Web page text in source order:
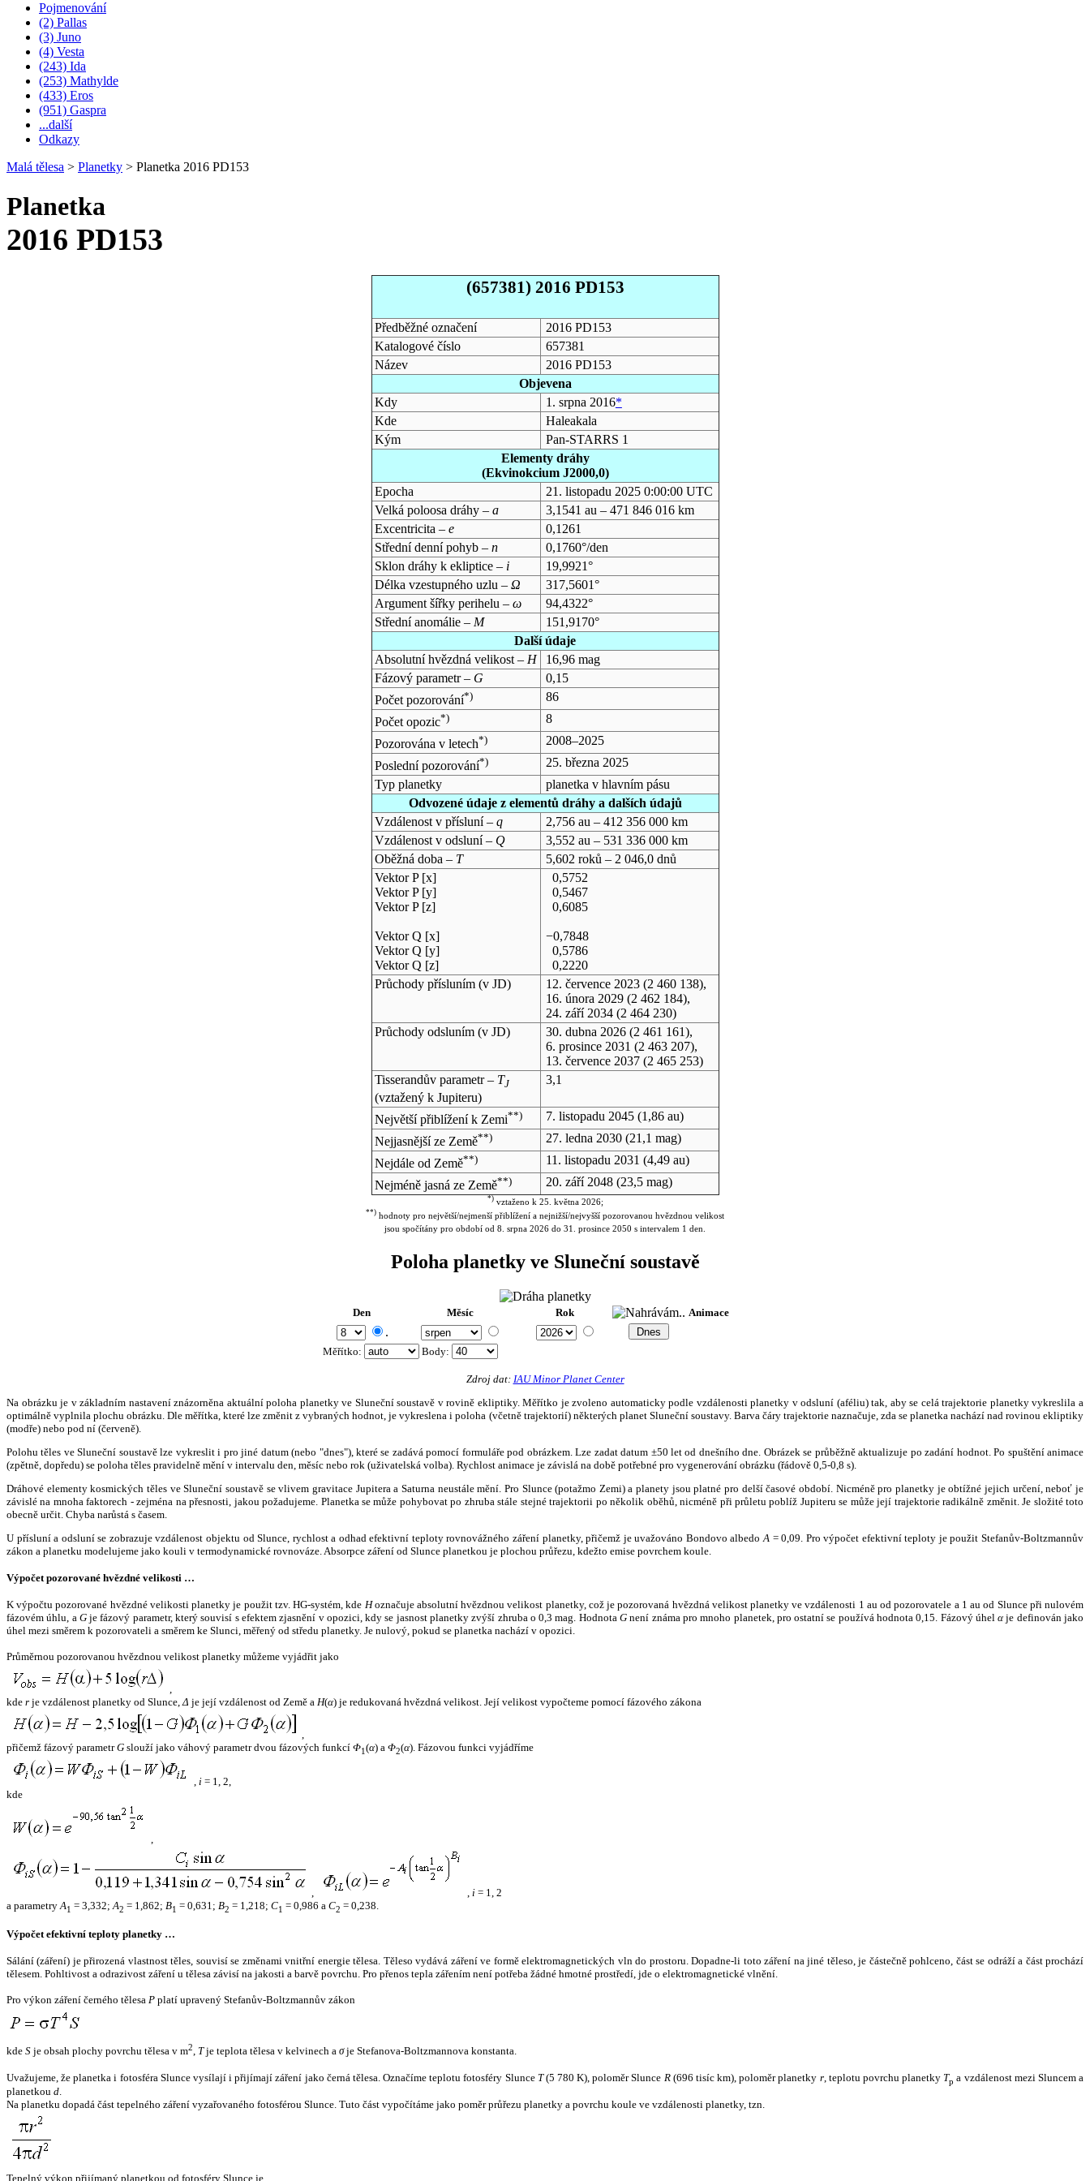
Pojmenování
(2) Pallas
(3) Juno
(4) Vesta
(243) Ida
(253) Mathylde
(433) Eros
(951) Gaspra
...další
Odkazy
Malá tělesa > Planetky > Planetka 2016 PD153
Planetka
2016 PD153
(657381) 2016 PD153
Předběžné označení
2016 PD153
Katalogové číslo
657381
Název
2016 PD153
Objevena
Kdy
1. srpna 2016*
Kde
Haleakala
Kým
Pan-STARRS 1
Elementy dráhy
(Ekvinokcium J2000,0)
Epocha
21. listopadu 2025 0:00:00 UTC
Velká poloosa dráhy – a
3,1541 au – 471 846 016 km
Excentricita – e
0,1261
Střední denní pohyb – n
0,1760°/den
Sklon dráhy k ekliptice – i
19,9921°
Délka vzestupného uzlu – Ω
317,5601°
Argument šířky perihelu – ω
94,4322°
Střední anomálie – M
151,9170°
Další údaje
Absolutní hvězdná velikost – H
16,96 mag
Fázový parametr – G
0,15
Počet pozorování*)
86
Počet opozic*)
8
Pozorována v letech*)
2008–2025
Poslední pozorování*)
25. března 2025
Typ planetky
planetka v hlavním pásu
Odvozené údaje z elementů dráhy a dalších údajů
Vzdálenost v přísluní – q
2,756 au – 412 356 000 km
Vzdálenost v odsluní – Q
3,552 au – 531 336 000 km
Oběžná doba – T
5,602 roků – 2 046,0 dnů
Vektor P [x]
Vektor P [y]
Vektor P [z]
Vektor Q [x]
Vektor Q [y]
Vektor Q [z]
0,5752
0,5467
0,6085
−0,7848
0,5786
0,2220
Průchody přísluním (v JD) 12. července 2023(2 460 138),
16. února 2029(2 462 184),
24. září 2034(2 464 230)
Průchody odsluním (v JD) 30. dubna 2026(2 461 161),
6. prosince 2031 (2 463 207),
13. července 2037(2 465 253)
Tisserandův parametr – TJ
(vztažený k Jupiteru)
3,1
Největší přiblížení k Zemi**) 7. listopadu 2045(1,86 au)
Nejjasnější ze Země**) 27. ledna 2030(21,1 mag)
Nejdále od Země**) 11. listopadu 2031 (4,49 au)
Nejméně jasná ze Země**) 20. září 2048(23,5 mag)
*)vztaženo k 25. května 2026;
**) hodnoty pro největší/nejmenší přiblížení a nejnižší/nejvyšší pozorovanou hvězdnou velikost
jsou spočítány pro období od 8. srpna 2026 do 31. prosince 2050 s intervalem 1 den.
Poloha planetky ve Sluneční soustavě
Den Měsíc Rok Animace
.
Měřítko: Body:
Zdroj dat: IAU Minor Planet Center
Na obrázku je v základním nastavení znázorněna aktuální poloha planetky ve Sluneční soustavě v rovině ekliptiky. Měřítko je zvoleno automaticky podle vzdálenosti planetky v odsluní (aféliu) tak, aby se celá trajektorie planetky vykreslila a
optimálně vyplnila plochu obrázku. Dle měřítka, které lze změnit z vybraných hodnot, je vykreslena i poloha (včetně trajektorií) některých planet Sluneční soustavy. Barva čáry trajektorie naznačuje, zda se planetka nachází nad rovinou ekliptiky
(modře) nebo pod ní (červeně).
Polohu těles ve Sluneční soustavě lze vykreslit i pro jiné datum (nebo "dnes"), které se zadává pomocí formuláře pod obrázkem. Lze zadat datum ±50 let od dnešního dne. Obrázek se průběžně aktualizuje po zadání hodnot. Po spuštění animace
(zpětně, dopředu) se poloha těles pravidelně mění v intervalu den, měsíc nebo rok (uživatelská volba). Rychlost animace je závislá na době potřebné pro vygenerování obrázku (řádově 0,5-0,8 s).
Dráhové elementy kosmických těles ve Sluneční soustavě se vlivem gravitace Jupitera a Saturna neustále mění. Pro Slunce (potažmo Zemi) a planety jsou platné pro delší časové období. Nicméně pro planetky je obtížné jejich určení, neboť je
závislé na mnoha faktorech - zejména na přesnosti, jakou požadujeme. Planetka se může pohybovat po zhruba stále stejné trajektorii po několik oběhů, nicméně při průletu poblíž Jupiteru se může její trajektorie radikálně změnit. Je složité toto
obecně určit. Chyba narůstá s časem.
U přísluní a odsluní se zobrazuje vzdálenost objektu od Slunce, rychlost a odhad efektivní teploty rovnovážného záření planetky, přičemž je uvažováno Bondovo albedo A = 0,09. Pro výpočet efektivní teploty je použit Stefanův-Boltzmannův
zákon a planetku modelujeme jako kouli v termodynamické rovnováze. Absorpce záření od Slunce planetkou je plochou průřezu, kdežto emise povrchem koule.
Výpočet pozorované hvězdné velikosti …
K výpočtu pozorované hvězdné velikosti planetky je použit tzv. HG-systém, kde Hoznačuje absolutní hvězdnou velikost planetky, což je pozorovaná hvězdná velikost planetky ve vzdálenosti 1 au od pozorovatele a 1 au od Slunce při nulovém
fázovém úhlu, a Gje fázový parametr, který souvisí s efektem zjasnění v opozici, kdy se jasnost planetky zvýší zhruba o 0,3 mag. HodnotaG není známa pro mnoho planetek, pro ostatní se používá hodnota 0,15. Fázový úhelα je definován jako
úhel mezi směrem k pozorovateli a směrem ke Slunci, měřený od středu planetky. Je nulový, pokud se planetka nachází v opozici.
Průměrnou pozorovanou hvězdnou velikost planetky můžeme vyjádřit jako
,
kde r je vzdálenost planetky od Slunce,Δ je její vzdálenost od Země a H(α) je redukovaná hvězdná velikost. Její velikost vypočteme pomocí fázového zákona
,
přičemž fázový parametrG slouží jako váhový parametr dvou fázových funkcí Φ1(α) a Φ2(α). Fázovou funkci vyjádříme
, i = 1, 2,
kde
,
, , i = 1, 2
a parametryA1 = 3,332;A2 = 1,862; B1 = 0,631; B2 = 1,218; C1 = 0,986 a C2 = 0,238.
Výpočet efektivní teploty planetky …
Sálání (záření) je přirozená vlastnost těles, souvisí se změnami vnitřní energie tělesa. Těleso vydává záření ve formě elektromagnetických vln do prostoru. Dopadne-li toto záření na jiné těleso, je částečně pohlceno, část se odráží a část prochází
tělesem. Pohltivost a odrazivost záření u tělesa závisí na jakosti a barvě povrchu. Pro přenos tepla zářením není potřeba žádné hmotné prostředí, jde o elektromagnetické vlnění.
Pro výkon záření černého tělesa P platí upravený Stefanův-Boltzmannův zákon
kde S je obsah plochy povrchu tělesa v m2, Tje teplota tělesa v kelvinech a σje Stefanova-Boltzmannova konstanta.
Uvažujeme, že planetka i fotosféra Slunce vysílají i přijímají záření jako černá tělesa. Označíme teplotu fotosféry Slunce T(5 780 K), poloměr Slunce R(696 tisíc km), poloměr planetky r, teplotu povrchu planetky Tp a vzdálenost mezi Sluncem a
planetkou d.
Na planetku dopadá část tepelného záření vyzařovaného fotosférou Slunce. Tuto část vypočítáme jako poměr průřezu planetky a povrchu koule ve vzdálenosti planetky, tzn.
Tepelný výkon přijímaný planetkou od fotosféry Slunce je